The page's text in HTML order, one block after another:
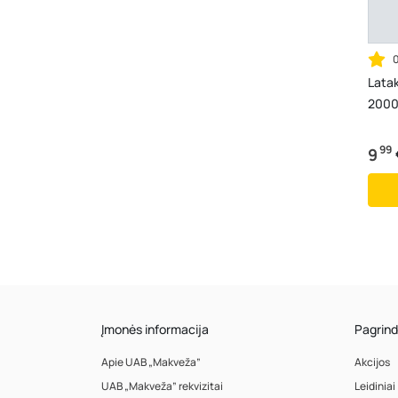
999
Įmonės informacija
Apie UAB „Makveža”
UAB „Makveža” rekvizitai
Akcijos
Leidiniai